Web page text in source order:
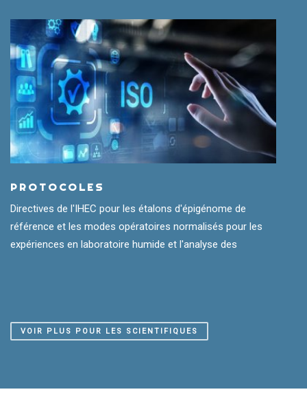
PROTOCOLES
Directives de l'IHEC pour les étalons d'épigénome de
référence et les modes opératoires normalisés pour les
expériences en laboratoire humide et l'analyse des
VOIR PLUS POUR LES SCIENTIFIQUES